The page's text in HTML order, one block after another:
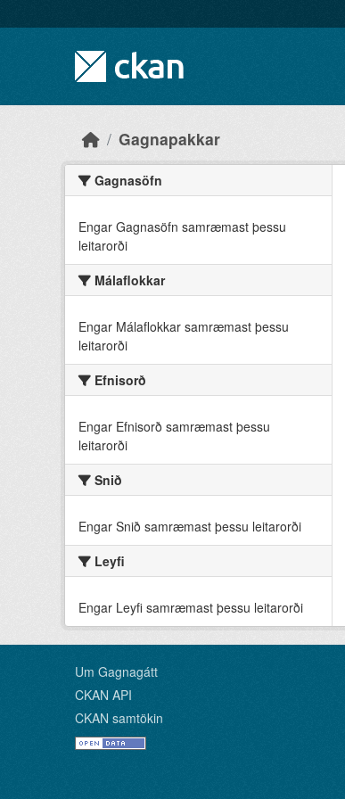
Gagnapakkar
Gagnasöfn
Engar Gagnasöfn samræmast þessu
leitarorði
Málaflokkar
Engar Málaflokkar samræmast þessu
leitarorði
Efnisorð
Engar Efnisorð samræmast þessu
leitarorði
Snið
Engar Snið samræmast þessu leitarorði
Leyfi
Engar Leyfi samræmast þessu leitarorði
Um Gagnagátt
CKAN API
CKAN samtökin